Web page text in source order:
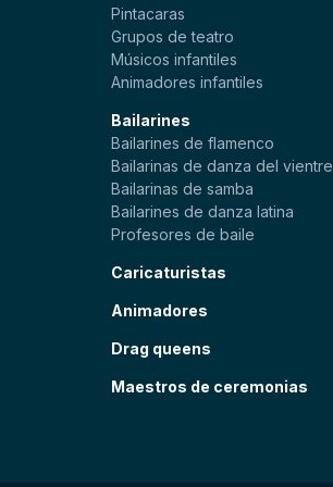
Pintacaras
Grupos de teatro
Músicos infantiles
Animadores infantiles
Bailarines
Bailarines de flamenco
Bailarinas de danza del vientre
Bailarinas de samba
Bailarines de danza latina
Profesores de baile
Caricaturistas
Animadores
Drag queens
Maestros de ceremonias